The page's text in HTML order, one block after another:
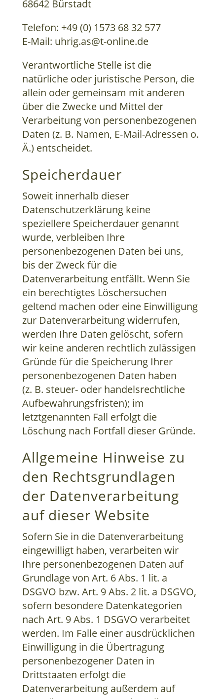
68642 Bürstadt
Telefon: +49 (0) 1573 68 32 577
E-Mail: uhrig.as@t-online.de
Verantwortliche Stelle ist die
natürliche oder juristische Person, die
allein oder gemeinsam mit anderen
über die Zwecke und Mittel der
Verarbeitung von personenbezogenen
Daten (z. B. Namen, E-Mail-Adressen o.
Ä.) entscheidet.
Speicherdauer
Soweit innerhalb dieser
Datenschutzerklärung keine
speziellere Speicherdauer genannt
wurde, verbleiben Ihre
personenbezogenen Daten bei uns,
bis der Zweck für die
Datenverarbeitung entfällt. Wenn Sie
ein berechtigtes Löschersuchen
geltend machen oder eine Einwilligung
zur Datenverarbeitung widerrufen,
werden Ihre Daten gelöscht, sofern
wir keine anderen rechtlich zulässigen
Gründe für die Speicherung Ihrer
personenbezogenen Daten haben
(z. B. steuer- oder handelsrechtliche
Aufbewahrungsfristen); im
letztgenannten Fall erfolgt die
Löschung nach Fortfall dieser Gründe.
Allgemeine Hinweise zu
den Rechtsgrundlagen
der Datenverarbeitung
auf dieser Website
Sofern Sie in die Datenverarbeitung
eingewilligt haben, verarbeiten wir
Ihre personenbezogenen Daten auf
Grundlage von Art. 6 Abs. 1 lit. a
DSGVO bzw. Art. 9 Abs. 2 lit. a DSGVO,
sofern besondere Datenkategorien
nach Art. 9 Abs. 1 DSGVO verarbeitet
werden. Im Falle einer ausdrücklichen
Einwilligung in die Übertragung
personenbezogener Daten in
Drittstaaten erfolgt die
Datenverarbeitung außerdem auf